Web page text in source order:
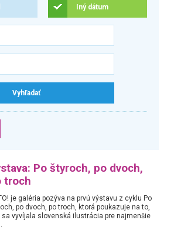
Iný dátum
Po štyroch, po dvoch,
troch
je galéria pozýva na prvú výstavu z cyklu Po
po dvoch, po troch, ktorá poukazuje na to,
sa vyvíjala slovenská ilustrácia pre najmenšie